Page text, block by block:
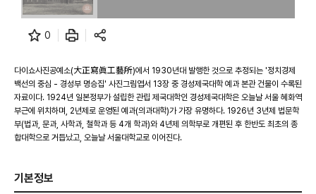
0
다이쇼사진공예소(大正寫眞工藝所)에서 1930년대 발행한 것으로 추정되는 '정치경제
백선의 중심 - 경성부 명승집' 사진그림엽서 13장 중 경성제국대학 예과 본관 건물이 수록된
자료이다. 1924년 일본정부가 설립한 관립 제국대학인 경성제국대학은 오늘날 서울 혜화역
부근에 위치하며, 2년제로 운영된 예과(의과대학)가 가장 유명하다. 1926년 3년제 법문학
부(법과, 문과, 사학과, 철학과 등 4개 학과)와 4년제 의학부로 개편된 후 한반도 최초의 종
합대학으로 거듭났고, 오늘날 서울대학교로 이어진다.
기본정보